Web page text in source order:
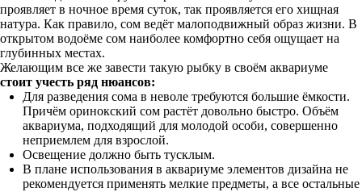
проявляет в ночное время суток, так проявляется его хищная
натура. Как правило, сом ведёт малоподвижный образ жизни. В
открытом водоёме сом наиболее комфортно себя ощущает на
глубинных местах.
Желающим все же завести такую рыбку в своём аквариуме
стоит учесть ряд нюансов:
Для разведения сома в неволе требуются большие ёмкости.
Причём оринокский сом растёт довольно быстро. Объём
аквариума, подходящий для молодой особи, совершенно
неприемлем для взрослой.
Освещение должно быть тусклым.
В плане использования в аквариуме элементов дизайна не
рекомендуется применять мелкие предметы, а все остальные